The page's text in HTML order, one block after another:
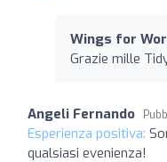
Wings for
Grazie mille
Angeli Fernando
Esperienza positiva:
qualsiasi evenienza!